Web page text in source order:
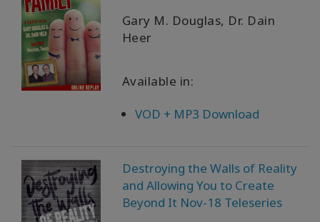
Gary M. Douglas, Dr. Dain
Heer
Available in:
VOD + MP3 Download
Destroying the Walls of Reality
and Allowing You to Create
Beyond It Nov-18 Teleseries